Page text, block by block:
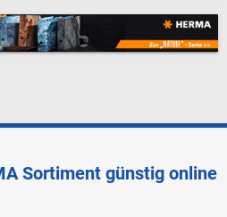
Sortiment günstig online